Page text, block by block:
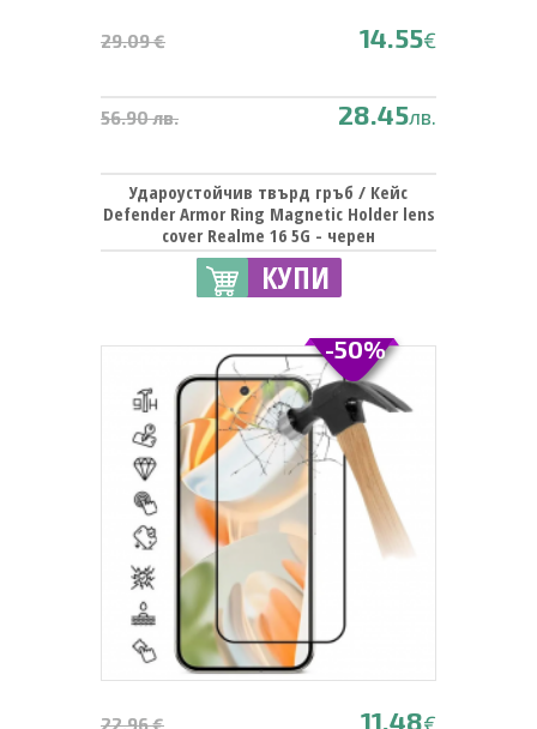
29.09 € 14.55€
56.90 лв. 28.45лв.
Удароустойчив твърд гръб / Кейс
Defender Armor Ring Magnetic Holder lens
cover Realme 16 5G - черен
КУПИ
22.96 € 11.48€
-50%